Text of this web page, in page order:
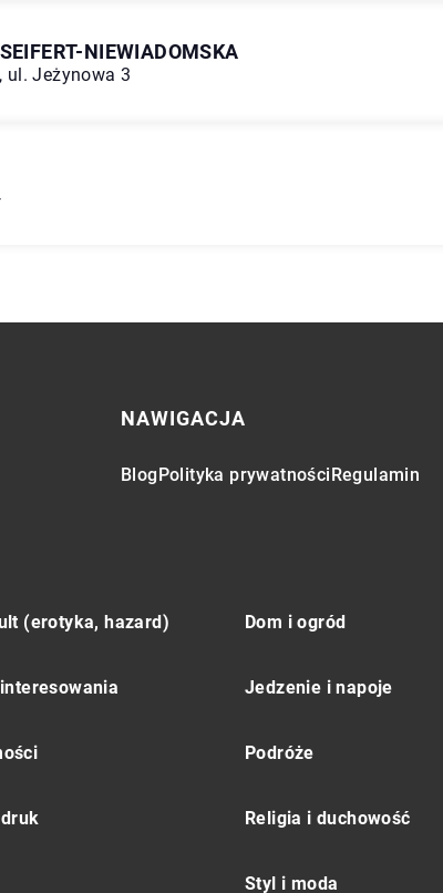
NIEWIADOMSKA
ul. Jeżynowa 3
NAWIGACJA
BlogPolityka prywatnościRegulamin
(erotyka, hazard) Dom i ogród
Jedzenie i napoje
Podróże
Religia i duchowość
Styl i moda